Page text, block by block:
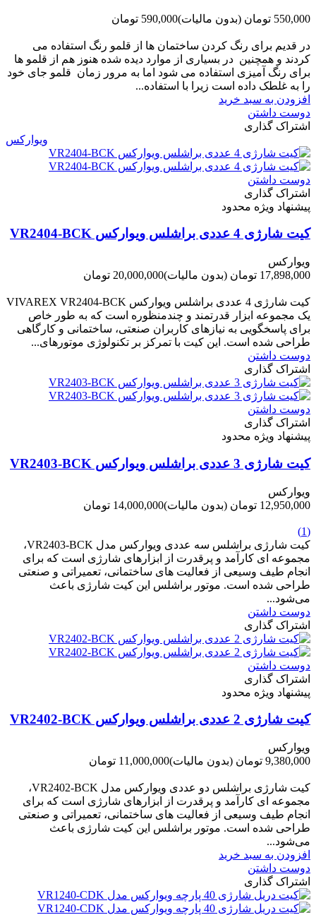
550,000 تومان (بدون مالیات)590,000 تومان
در قدیم برای رنگ کردن ساختمان ها از قلمو رنگ استفاده می
کردند و همچنین در بسیاری از موارد دیده شده هنوز هم از قلمو ها
برای رنگ آمیزی استفاده می شود اما به مرور زمان قلمو جای خود
را به غلطک داده است زیرا با استفاده...
افزودن به سبد خرید
دوست داشتن
اشتراک گذاری
ویوارکس
دوست داشتن
اشتراک گذاری
پیشنهاد ویژه محدود
کیت شارژی 4 عددی براشلس ویوارکس VR2404-BCK
ویوارکس
17,898,000 تومان
(بدون مالیات)20,000,000 تومان
کیت شارژی 4 عددی براشلس ویوارکس VIVAREX VR2404-BCK
یک مجموعه ابزار قدرتمند و چندمنظوره است که به طور خاص
برای پاسخگویی به نیازهای کاربران صنعتی، ساختمانی و کارگاهی
طراحی شده است. این کیت با تمرکز بر تکنولوژی موتورهای...
دوست داشتن
اشتراک گذاری
دوست داشتن
اشتراک گذاری
پیشنهاد ویژه محدود
کیت شارژی 3 عددی براشلس ویوارکس VR2403-BCK
ویوارکس
12,950,000 تومان
(بدون مالیات)14,000,000 تومان
(1)
کیت شارژی براشلس سه عددی ویوارکس مدل VR2403-BCK،
مجموعه ای کارآمد و پرقدرت از ابزارهای شارژی است که برای
انجام طیف وسیعی از فعالیت های ساختمانی، تعمیراتی و صنعتی
طراحی شده است. موتور براشلس این کیت شارژی باعث
می‌شود...
دوست داشتن
اشتراک گذاری
دوست داشتن
اشتراک گذاری
پیشنهاد ویژه محدود
کیت شارژی 2 عددی براشلس ویوارکس VR2402-BCK
ویوارکس
9,380,000 تومان
(بدون مالیات)11,000,000 تومان
کیت شارژی براشلس دو عددی ویوارکس مدل VR2402-BCK،
مجموعه ای کارآمد و پرقدرت از ابزارهای شارژی است که برای
انجام طیف وسیعی از فعالیت های ساختمانی، تعمیراتی و صنعتی
طراحی شده است. موتور براشلس این کیت شارژی باعث
می‌شود...
افزودن به سبد خرید
دوست داشتن
اشتراک گذاری